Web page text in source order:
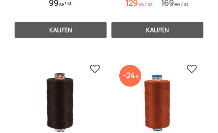
till markiser, kapell, möbler och
effektsömnad.
99KR/st.
KAUFEN
möbelsömnad men även för
129KR /st. 169KR /st.
KAUFEN
Zu Favoriten hinzufügen
24% Zu